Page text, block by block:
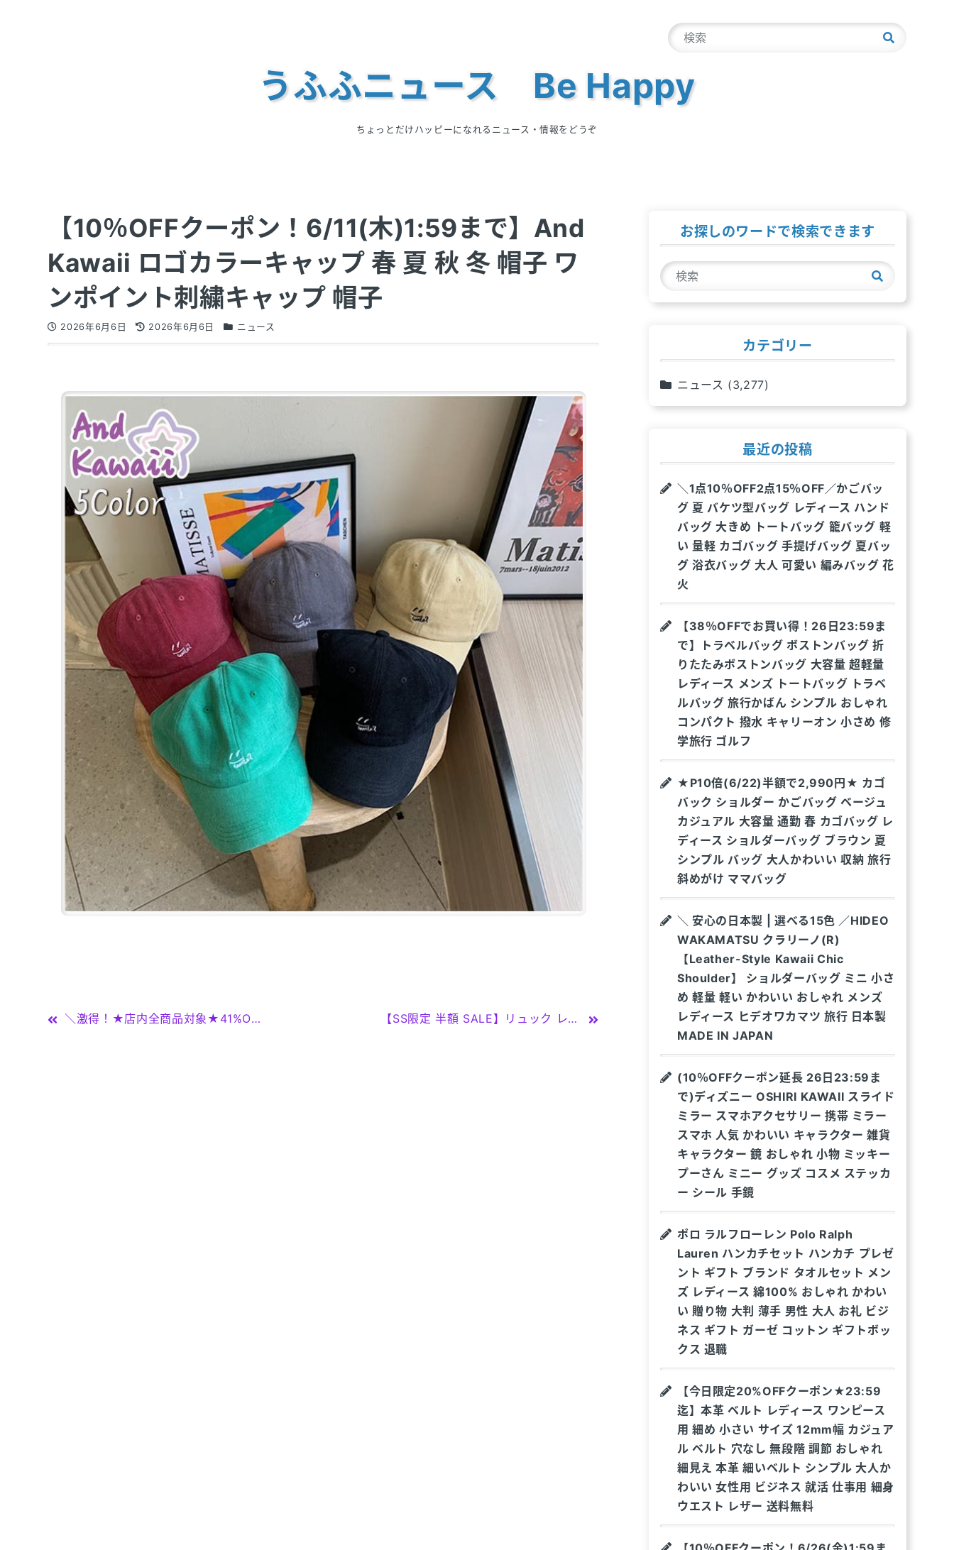
うふふニュース Be Happy
ちょっとだけハッピーになれるニュース・情報をどうぞ
検
索
【10％OFFクーポン！6/11(木)1:59まで】And
Kawaii ロゴカラーキャップ 春 夏 秋 冬 帽子 ワ
ンポイント刺繍キャップ 帽子
2026年6月6日 2026年6月6日 ニュース
投 ＼激得！★店内全商品対象★41%OFF／2点50%OFFトラベルバッグ ボストンバッグ 折りたたみボストンバッグ 大容量 超軽量 レディース メンズ トートバッグ トラベルバッグ 旅行かばん シンプル おしゃれ コンパクト 撥水 キャリーオン 小さめ 修学旅行 ゴルフ 【SS限定 半額 SALE】リュック レディース キレイめ 大人 大きめ 軽量 きれいめ おしゃれ 可愛い かわいい カジュアル 大容量 プチプラ オトナ 合皮 バッグ 人気 実用的
お探しのワードで検索できます
検
索
カテゴリー
ニュース (3,277)
最近の投稿
＼1点10％OFF2点15％OFF／かごバッ
グ 夏 バケツ型バッグ レディース ハンド
バッグ 大きめ トートバッグ 籠バッグ 軽
い 量軽 カゴバッグ 手提げバッグ 夏バッ
グ 浴衣バッグ 大人 可愛い 編みバッグ 花
火
【38％OFFでお買い得！26日23:59ま
で】トラベルバッグ ボストンバッグ 折
りたたみボストンバッグ 大容量 超軽量
レディース メンズ トートバッグ トラベ
ルバッグ 旅行かばん シンプル おしゃれ
コンパクト 撥水 キャリーオン 小さめ 修
学旅行 ゴルフ
★P10倍(6/22)半額で2,990円★ カゴ
バック ショルダー かごバッグ ベージュ
カジュアル 大容量 通勤 春 カゴバッグ レ
ディース ショルダーバッグ ブラウン 夏
シンプル バッグ 大人かわいい 収納 旅行
斜めがけ ママバッグ
＼ 安心の日本製 | 選べる15色 ／HIDEO
WAKAMATSU クラリーノ(R)
【Leather-Style Kawaii Chic
Shoulder】 ショルダーバッグ ミニ 小さ
め 軽量 軽い かわいい おしゃれ メンズ
レディース ヒデオワカマツ 旅行 日本製
MADE IN JAPAN
(10％OFFクーポン延長 26日23:59ま
で)ディズニー OSHIRI KAWAII スライド
ミラー スマホアクセサリー 携帯 ミラー
スマホ 人気 かわいい キャラクター 雑貨
キャラクター 鏡 おしゃれ 小物 ミッキー
プーさん ミニー グッズ コスメ ステッカ
ー シール 手鏡
ポロ ラルフローレン Polo Ralph
Lauren ハンカチセット ハンカチ プレゼ
ント ギフト ブランド タオルセット メン
ズ レディース 綿100% おしゃれ かわい
い 贈り物 大判 薄手 男性 大人 お礼 ビジ
ネス ギフト ガーゼ コットン ギフトボッ
クス 退職
【今日限定20%OFFクーポン★23:59
迄】本革 ベルト レディース ワンピース
用 細め 小さい サイズ 12mm幅 カジュア
ル ベルト 穴なし 無段階 調節 おしゃれ
細見え 本革 細いベルト シンプル 大人か
わいい 女性用 ビジネス 就活 仕事用 細身
ウエスト レザー 送料無料